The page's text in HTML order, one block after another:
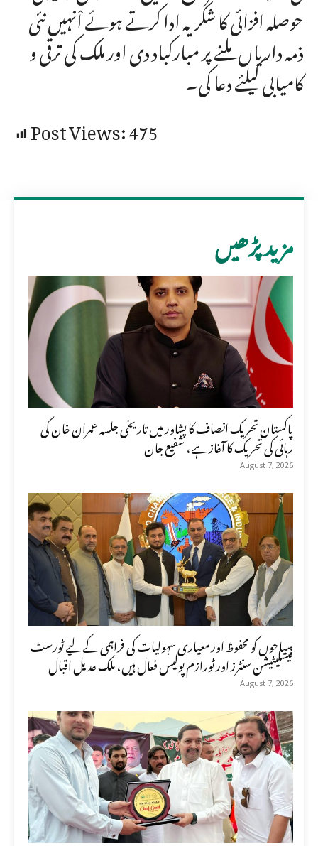
حوصلہ افزائی کا شکریہ ادا کرتے ہوئے اْنہیں نئی
ذمہ داریاں ملنے پر مبارکباد دی اور ملک کی ترقی و
کامیابی کیلئے دعا کی۔
Post Views:475
مزید پڑھیں
پاکستان تحریک انصاف کا پشاور میں تاریخی جلسہ عمران خان کی
رہائی کی تحریک کا آغاز ہے، شفیع جان
August 7, 2026
سیاحوں کو محفوظ اور معیاری سہولیات کی فراہمی کے لیے ٹورسٹ
فیسلیٹیشن سنٹرز اور ٹورازم پولیس فعال ہیں، ملک عدیل اقبال
August 7, 2026